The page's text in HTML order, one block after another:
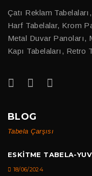
Çatı Reklam
Harf Tabelalar, Krom
Metal Duvar Panoları,
Kapı Tabelaları, Retro
BLOG
Tabela Çarşısı
ESKITME TABELA-
18/06/2024